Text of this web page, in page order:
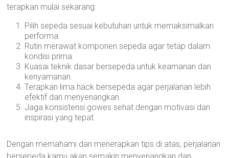
terapkan mulai sekarang:
Pilih sepeda sesuai kebutuhan untuk memaksimalkan
performa.
Rutin merawat komponen sepeda agar tetap dalam
kondisi prima.
Kuasai teknik dasar bersepeda untuk keamanan dan
kenyamanan.
Terapkan lima hack bersepeda agar perjalanan lebih
efektif dan menyenangkan.
Jaga konsistensi gowes sehat dengan motivasi dan
inspirasi yang tepat.
Dengan memahami dan menerapkan tips di atas, perjalanan